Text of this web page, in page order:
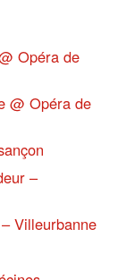
Opéra de
@ Opéra de
–
Villeurbanne